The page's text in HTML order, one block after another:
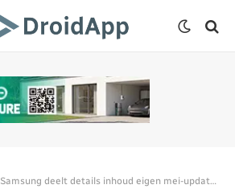
Samsung deelt details inhoud eigen mei-update: 10 patches